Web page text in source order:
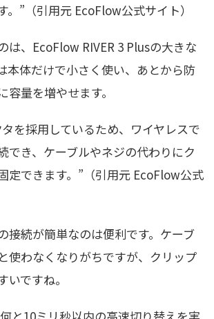
。”（引用元 EcoFlow公式サイト）
は、EcoFlow RIVER 3 Plusの大きな
本体だけで小さく使い、あとから防
容量を増やせます。
を採用しているため、ワイヤレスで
でき、ケーブルやネジの代わりにク
定できます。”（引用元 EcoFlow公式
接続が簡単なのは便利です。ケーブ
使わなくなりがちですが、クリップ
いですね。